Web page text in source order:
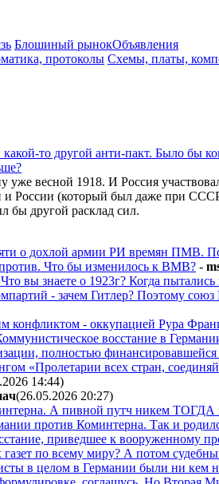
Блошиный рынокОбъявления
протоколы Схемы, платы,
то другой анти-пакт. Было бы
весной 1918. И Россия
России (который был даже при
бы другой расклад сил.
о дохлой армии РИ времян ПМВ.
Что бы изменилось к ВМВ? -
вы знаете о 1923г? Когда
- зачем Гитлер? Поэтому
конфликтом - оккупацией Рура
восстание в
полностью
«Пролетарии всех стран,
14:44)
(26.05.2026 20:27)
А пивной путч никем ТОГДА
против Коминтерна. Так и
приведшее к вооруженному
по всему миру? А потом
в целом в Германии были ни кем